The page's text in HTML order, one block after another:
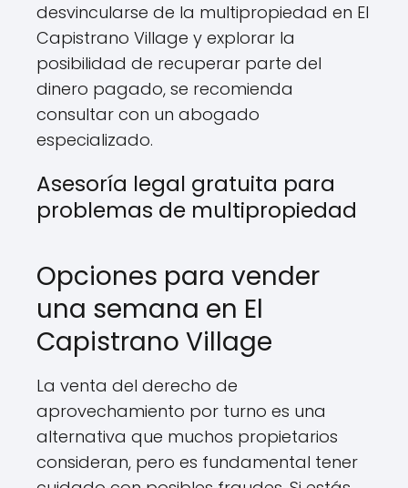
desvincularse de la multipropiedad en El
Capistrano Village y explorar la
posibilidad de recuperar parte del
dinero pagado, se recomienda
consultar con un abogado
especializado.
Asesoría legal gratuita para
problemas de multipropiedad
Opciones para vender
una semana en El
Capistrano Village
La venta del derecho de
aprovechamiento por turno es una
alternativa que muchos propietarios
consideran, pero es fundamental tener